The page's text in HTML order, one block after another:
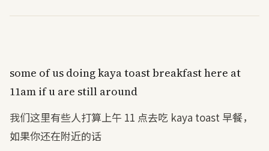
some ofus doingkayatoastbreakfasthere at
11am ifu are still around
我们这里有些人打算上午 11 点去吃 kaya toast 早餐，
如果你还在附近的话